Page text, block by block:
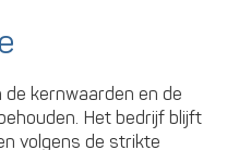
de kernwaarden en de
Het bedrijf blijft
volgens de strikte